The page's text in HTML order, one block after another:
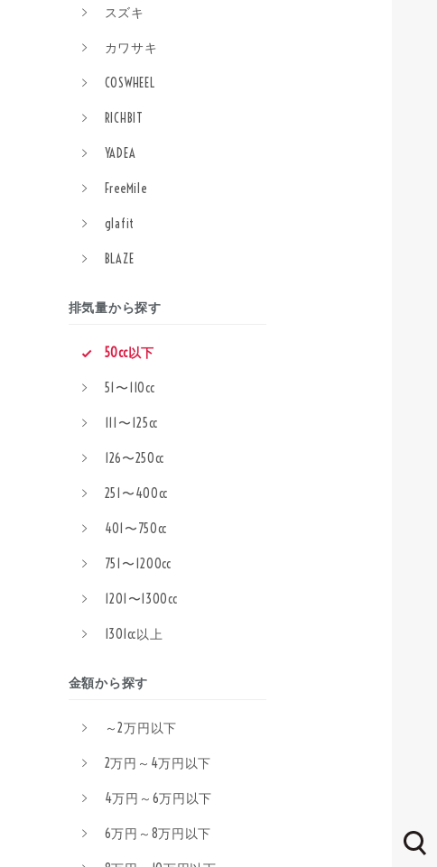
スズキ
カワサキ
COSWHEEL
RICHBIT
YADEA
FreeMile
glafit
BLAZE
排気量から探す
50cc以下
51〜110cc
111〜125cc
126〜250cc
251〜400cc
401〜750cc
751〜1200cc
1201〜1300cc
1301cc以上
金額から探す
～2万円以下
2万円～4万円以下
4万円～6万円以下
6万円～8万円以下